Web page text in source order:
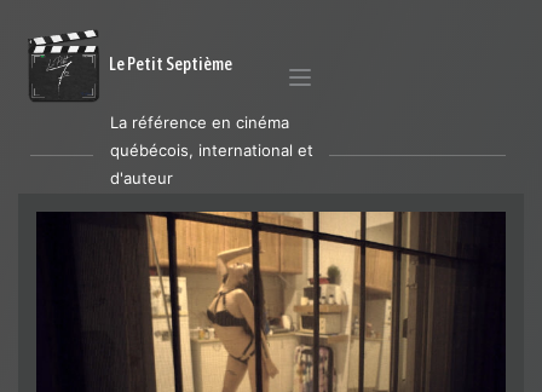
Le Petit Septième
La référence en cinéma
québécois, international et
d'auteur